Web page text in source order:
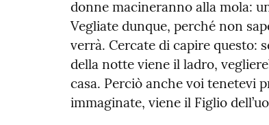
donne macineranno alla mola:
Vegliate dunque, perché non
verrà. Cercate di capire questo:
della notte viene il ladro,
casa. Perciò anche voi tenetevi
immaginate, viene il Figlio